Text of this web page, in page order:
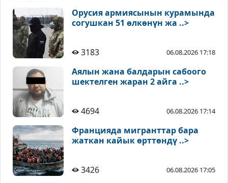
Орусия армиясынын курамында
согушкан 51 өлкөнүн жа ..>
3183 06.08.2026 17:18
Аялын жана балдарын сабоого
шектелген жаран 2 айга ..>
4694 06.08.2026 17:14
Францияда мигранттар бара
жаткан кайык өрттөндү ..>
3426 06.08.2026 17:05